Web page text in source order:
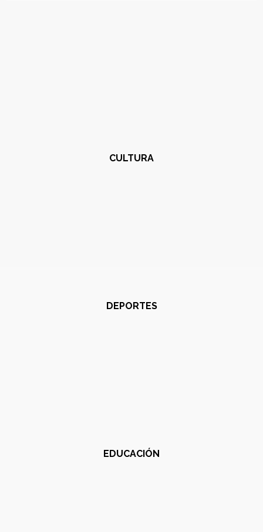
CULTURA
DEPORTES
EDUCACIÓN